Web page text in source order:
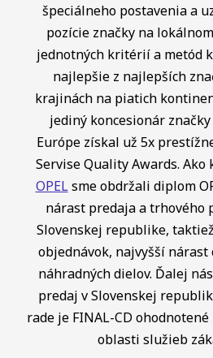
špeciálneho postavenia a
pozície značky na
jednotných kritérií a metód
najlepšie z najlepších
krajinách na piatich
jediný koncesionár značky
Európe získal už 5x
Servise Quality Awards. Ako
OPELsme obdržali diplom
nárast predaja a trhového
Slovenskej republike,
objednávok, najvyšší nárast
náhradných dielov. Ďalej
predaj v Slovenskej
rade je FINAL-CD
oblasti služieb